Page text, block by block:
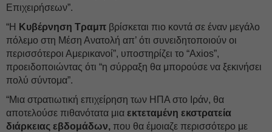
Επιχειρήσεων”.
“Η Κυβέρνηση Τραμπ βρίσκεται πιο κοντά σε έναν μεγάλο
πόλεμο στη Μέση Ανατολή απ’ ότι συνειδητοποιούν οι
περισσότεροι Αμερικανοί”, υποστηρίζει το “Axios”,
προειδοποιώντας ότι “η σύρραξη θα μπορούσε να ξεκινήσει
πολύ σύντομα”.
“Μια στρατιωτική επιχείρηση των ΗΠΑ στο Ιράν, θα
αποτελούσε πιθανότατα μια εκτεταμένη εκστρατεία
διάρκειας εβδομάδων, που θα έμοιαζε περισσότερο με